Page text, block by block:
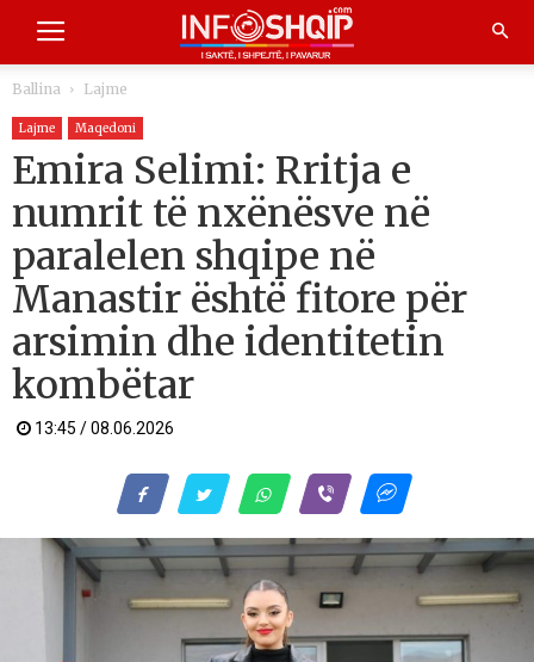
Ballina Lajme
Lajme Maqedoni
Emira Selimi: Rritja e
numrit të nxënësve në
paralelen shqipe në
Manastir është fitore për
arsimin dhe identitetin
kombëtar
13:45 / 08.06.2026